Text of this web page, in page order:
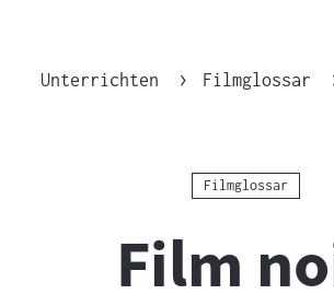
Unterrichten Filmglossar
Kategorie:
Filmglossar
Film